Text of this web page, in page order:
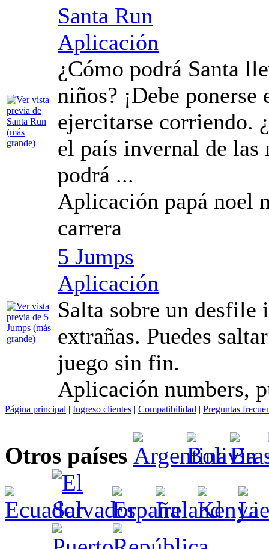
Santa Run
Aplicación
¿Cómo podrá Santa
niños? ¡Debe
ejercitarse corriendo.
el país invernal de las
podrá ...
Aplicación papá noel
carrera
5 Jumps
Aplicación
Salta sobre un desfile
extrañas. Puedes
juego sin fin.
Aplicación numbers,
Página principal | Ingreso clientes | Compatibilidad | Preguntas
Otros países